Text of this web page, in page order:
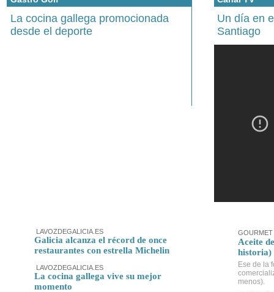
La cocina gallega promocionada
desde el deporte
Un día en
Santiago
LAVOZDEGALICIA.ES
Galicia alcanza el récord de once
restaurantes con estrella Michelin
LAVOZDEGALICIA.ES
La cocina gallega vive su mejor
momento
Aceite
historia)
Ese de la
menos).